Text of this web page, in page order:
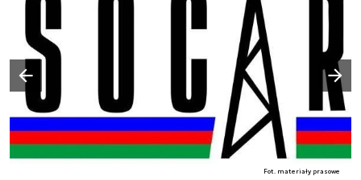
Fot. materiały prasowe
Poprzedni slajd
Następny slajd